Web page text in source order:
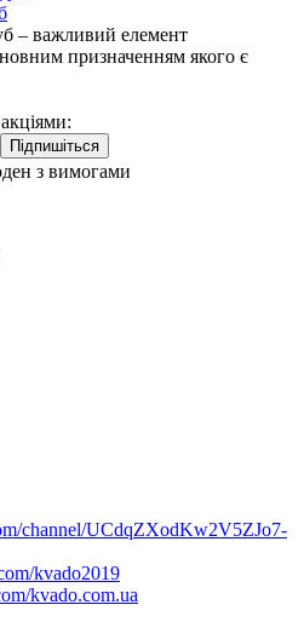
– важливий елемент
призначенням якого є
Підпишіться
з вимогами
channel/UCdqZXodKw2V5ZJo7-
kvado2019
kvado.com.ua